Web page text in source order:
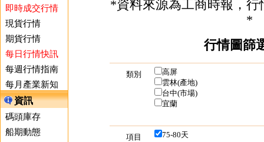
即時成交行情
現貨行情
期貨行情
每日行情快訊
每週行情指南
每月產業新知
資訊
碼頭庫存
船期動態
*資料來源為工商時報，
*
行情圖篩
類別
高屏
雲林(產地)
台中(市場)
宜蘭
項目 75-80天